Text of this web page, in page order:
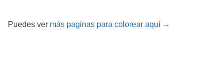
Puedes ver más paginas para colorear aquí →